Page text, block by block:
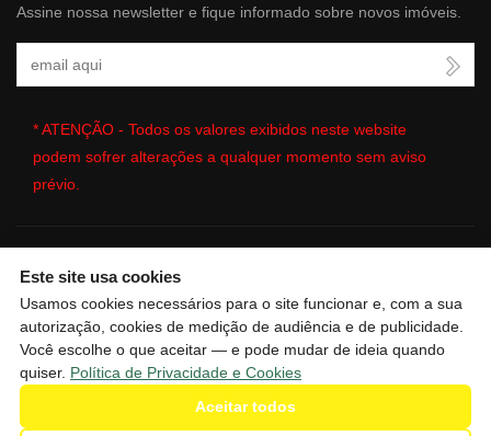
Assine nossa newsletter e fique informado sobre novos imóveis.
* ATENÇÃO - Todos os valores exibidos neste website
podem sofrer alterações a qualquer momento sem aviso
prévio.
🔒| Copyright © 2026 - Website gerado por
de Gestão Imobiliária |Política de Privacidade e Cookies|
Preferências de cookies|Meus dados
Este site usa cookies
Usamos cookies necessários para o site funcionar e, com a sua
autorização, cookies de medição de audiência e de publicidade.
Você escolhe o que aceitar — e pode mudar de ideia quando
quiser. Política de Privacidade e Cookies
Aceitar todos